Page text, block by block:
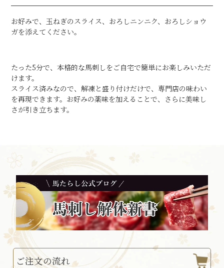
お好みで、玉ねぎのスライス、おろしニンニク、おろしショウ
ガを添えてください。
たった5分で、本格的な馬刺しをご自宅で簡単にお楽しみいただ
けます。
スライス済みなので、解凍と盛り付けだけで、専門店の味わい
を再現できます。お好みの薬味を加えることで、さらに美味し
さが引き立ちます。
ご注文の流れ